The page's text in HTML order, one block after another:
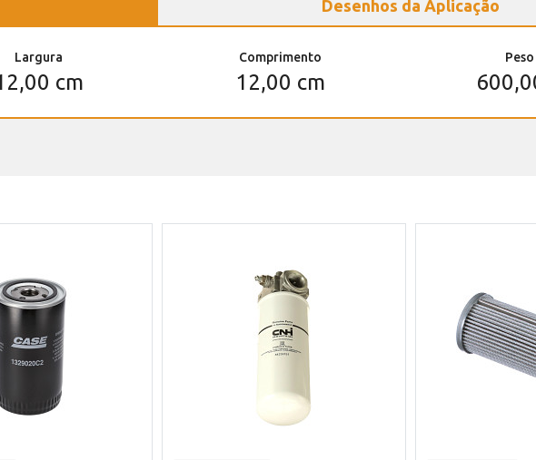
Desenhos da Aplicação
Largura
cm
Comprimento
12,00 cm
Peso